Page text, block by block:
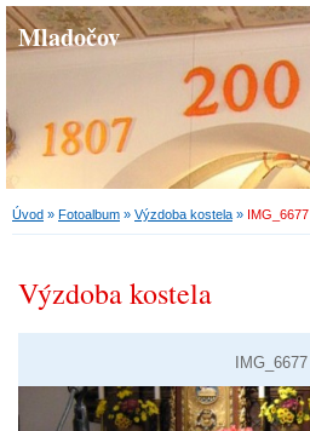
Mladočov
Úvod » Fotoalbum » Výzdoba kostela » IMG_6677
Výzdoba kostela
IMG_6677